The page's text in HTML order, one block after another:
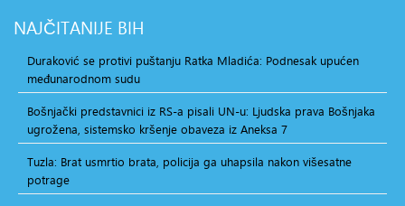
NAJČITANIJE BIH
Duraković se protivi puštanju Ratka Mladića: Podnesak upućen
međunarodnom sudu
Bošnjački predstavnici iz RS-a pisali UN-u: Ljudska prava Bošnjaka
ugrožena, sistemsko kršenje obaveza iz Aneksa 7
Tuzla: Brat usmrtio brata, policija ga uhapsila nakon višesatne
potrage